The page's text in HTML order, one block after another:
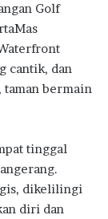
Golf
cantik, dan
taman bermain
tinggal
dikelilingi
diri dan